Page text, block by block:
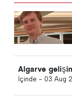
Algarve
İçinde - 03 Aug